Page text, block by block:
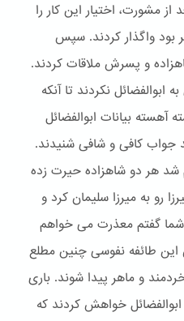
مشورت، اختیار این کار را
بود واگذار کردند. سپس
و پسرش ملاقات کردند.
ابوالفضائل نکردند تا آنکه
بیانات ابوالفضائل
جواب کافی و شافی شنیدند.
هر دو شاهزاده حیرت زده
رو به میرزا سلیمان کرد و
گفتم معذرت می خواهم
این طائفه نفوسی چنین مطلع
و ماهر پیدا شوند. باری
خواهش کردند که